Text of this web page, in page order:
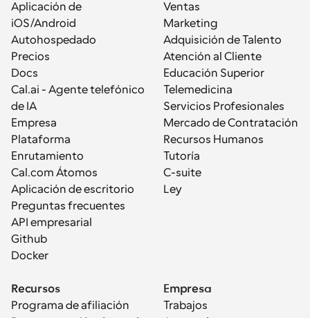
Aplicación de
iOS/Android
Autohospedado
Precios
Docs
Cal.ai - Agente telefónico
de IA
Empresa
Plataforma
Enrutamiento
Cal.com Átomos
Aplicación de escritorio
Preguntas frecuentes
API empresarial
Github
Docker
Ventas
Marketing
Adquisición de Talento
Atención al Cliente
Educación Superior
Telemedicina
Servicios Profesionales
Mercado de Contratación
Recursos Humanos
Tutoría
C-suite
Ley
Recursos
Programa de afiliación
Empresa
Trabajos